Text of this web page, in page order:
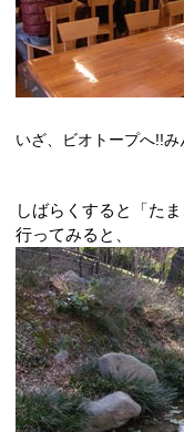
いざ、ビオトープへ!!み
しばらくすると「た
行ってみると、